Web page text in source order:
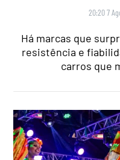
20:20 7
Há marcas que
resistência e
carros que